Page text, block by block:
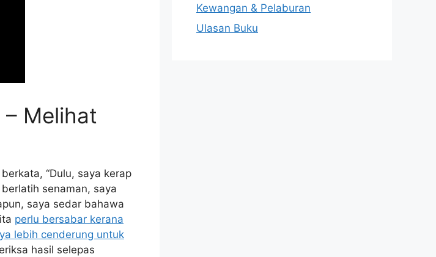
Melihat
“Dulu, saya kerap
senaman, saya
saya sedar bahawa
perlu bersabar kerana
lebih cenderung untuk
hasil selepas
Kewangan & Pelaburan
Ulasan Buku